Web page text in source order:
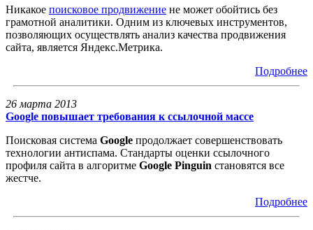
Никакое поисковое продвижение не может обойтись без
грамотной аналитики. Одним из ключевых инструментов,
позволяющих осуществлять анализ качества продвижения
сайта, является Яндекс.Метрика.
Подробнее
26 марта 2013
Google повышает требования к ссылочной массе
Поисковая система Google продолжает совершенствовать
технологии антиспама. Стандарты оценки ссылочного
профиля сайта в алгоритме Google Pinguin становятся все
жестче.
Подробнее